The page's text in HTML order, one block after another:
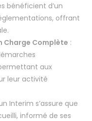
bénéficient d’un
offrant
Charge Complète :
aux
leur activité
Interim s’assure que
informé de ses